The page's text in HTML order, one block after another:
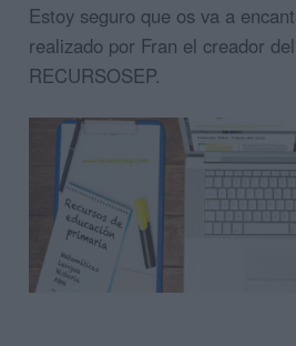
Estoy seguro que os va a
realizado por Fran el creador
RECURSOSEP.